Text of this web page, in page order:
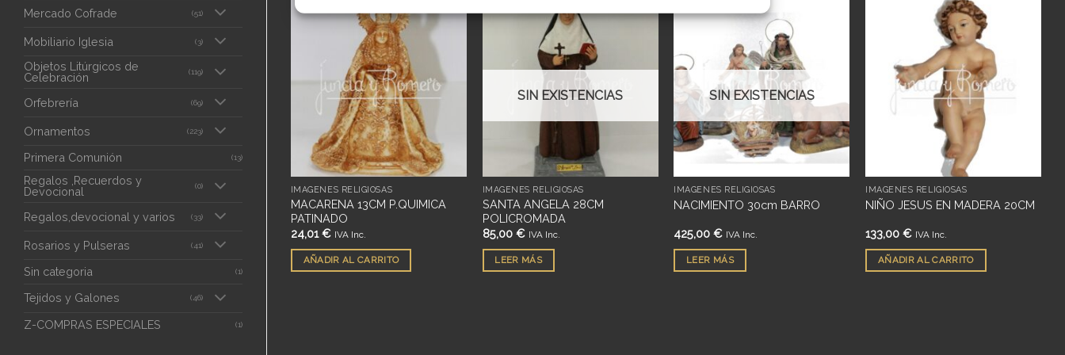
Mercado Cofrade (51)
Mobiliario Iglesia (3)
Objetos Litúrgicos de
Celebración
(119)
Orfebrería (69)
Ornamentos (223)
Primera Comunión (13)
Regalos ,Recuerdos y
Devocional
(0)
Regalos,devocional y varios (33)
Rosarios y Pulseras (41)
Sin categoria (1)
Tejidos y Galones (46)
Z-COMPRAS ESPECIALES (1)
Añadir
IMÁGENES RELIGIOSAS
MACARENA 13CM P.QUIMICA
PATINADO
24,01€ IVA Inc.
AÑADIR AL CARRITO
SIN EXISTENCIAS
IMÁGENES RELIGIOSAS
SANTA ANGELA 28CM
POLICROMADA
85,00 € IVA Inc.
LEER MÁS
SIN EXISTENCIAS
IMÁGENES RELIGIOSAS
NACIMIENTO 30cm BARRO
425,00€ IVA Inc.
LEER MÁS
IMÁGENES RELIGIOSAS
NIÑO JESUS EN MADERA 20CM
133,00€ IVA Inc.
AÑADIR AL CARRITO
Añadir
deseos
SIN EXISTENCIAS
IMÁGENES RELIGIOSAS
18CM